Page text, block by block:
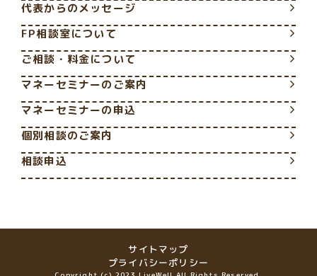
代表からのメッセージ
FP相談室について
ご相談・料金について
マネーセミナーのご案内
マネーセミナーの申込
個別相談のご案内
相談申込
サイトマップ
プライバシーポリシー